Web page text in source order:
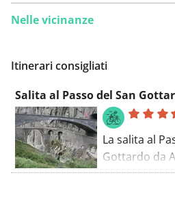
Nelle vicinanze
Itinerari consigliati
Salita al Passo del San
La salita al
Gottardo da
lunghezza di
raggiunge